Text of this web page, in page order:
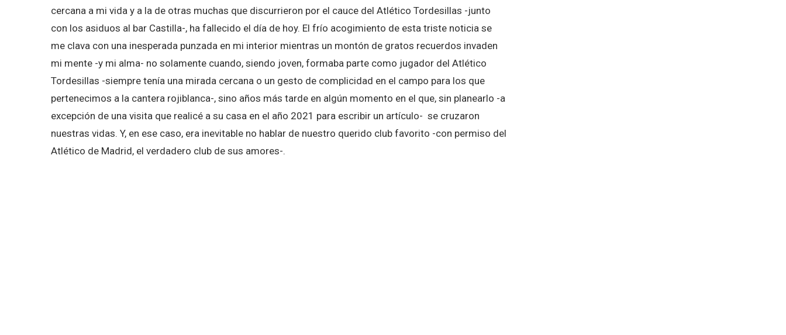
cercana a mi vida y a la de otras muchas que discurrieron por el cauce del Atlético Tordesillas -junto
con los asiduos al bar Castilla-, ha fallecido el día de hoy. El frío acogimiento de esta triste noticia se
me clava con una inesperada punzada en mi interior mientras un montón de gratos recuerdos invaden
mi mente -y mi alma- no solamente cuando, siendo joven, formaba parte como jugador del Atlético
Tordesillas -siempre tenía una mirada cercana o un gesto de complicidad en el campo para los que
pertenecimos a la cantera rojiblanca-, sino años más tarde en algún momento en el que, sin planearlo -a
excepción de una visita que realicé a su casa en el año 2021 para escribir un artículo- se cruzaron
nuestras vidas. Y, en ese caso, era inevitable no hablar de nuestro querido club favorito -con permiso del
Atlético de Madrid, el verdadero club de sus amores-.